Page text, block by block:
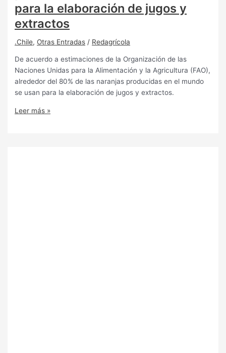
para la elaboración de jugos y
extractos
.Chile, Otras Entradas / Redagrícola
De acuerdo a estimaciones de la Organización de las
Naciones Unidas para la Alimentación y la Agricultura (FAO),
alrededor del 80% de las naranjas producidas en el mundo
se usan para la elaboración de jugos y extractos.
Leer más »